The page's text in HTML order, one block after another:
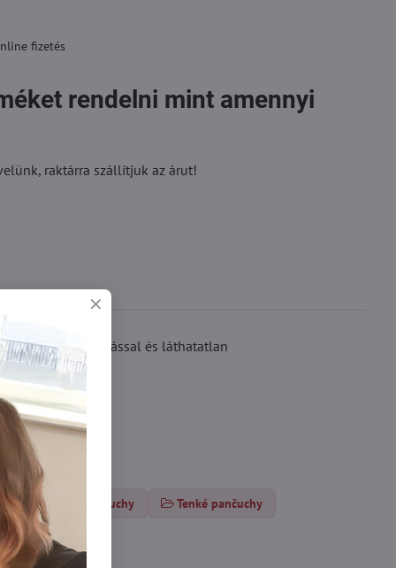
fizetés
rendelni mint amennyi
raktárra szállítjuk az árut!
lapos varrással és láthatatlan
Vzorované pančuchy
Tenké pančuchy